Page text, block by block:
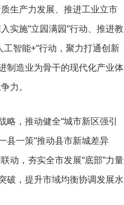
生产力发展、推进工业立市
实施“立园满园”行动、推进教
智能+”行动，聚力打通创新
制造业为骨干的现代化产业体
力。
略，推动健全“城市新区强引
县一策”推动县市新城差异
动，夯实全市发展“底部”力量
破，提升市域均衡协调发展水